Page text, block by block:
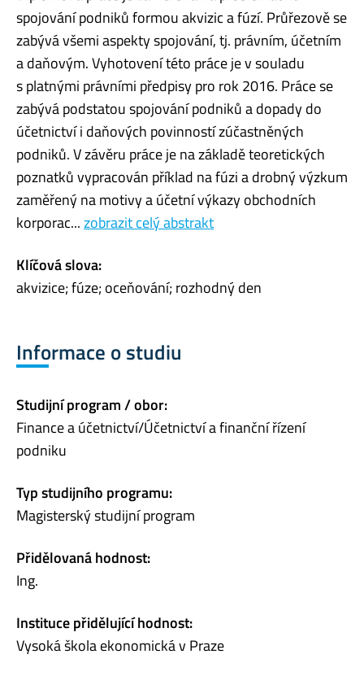
spojování podniků formou akvizic a fúzí. Průřezově se
zabývá všemi aspekty spojování, tj. právním, účetním
a daňovým. Vyhotovení této práce je v souladu
s platnými právními předpisy pro rok 2016. Práce se
zabývá podstatou spojování podniků a dopady do
účetnictví i daňových povinností zúčastněných
podniků. V závěru práce je na základě teoretických
poznatků vypracován příklad na fúzi a drobný výzkum
zaměřený na motivy a účetní výkazy obchodních
korporac...zobrazit celý abstrakt
Klíčová slova:
akvizice; fúze; oceňování; rozhodný den
Informace o studiu
Studijní program / obor:
Finance a účetnictví/Účetnictví a finanční řízení
podniku
Typ studijního programu:
Magisterský studijní program
Přidělovaná hodnost:
Ing.
Instituce přidělující hodnost:
Vysoká škola ekonomická v Praze